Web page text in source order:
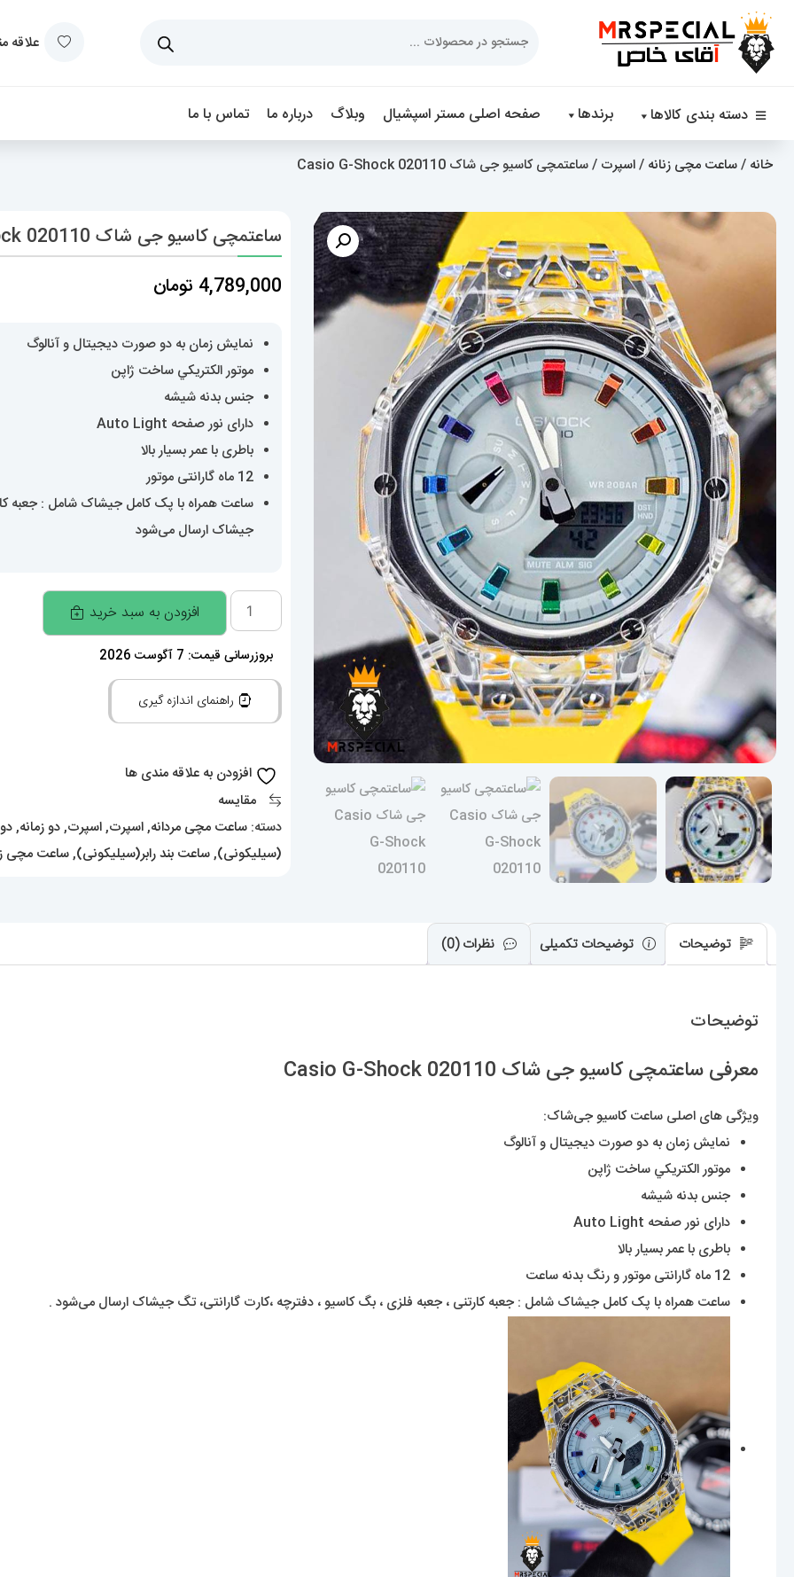
علاقه
دسته بندی کالاها برندها صفحه اصلی مستر اسپشیال وبلاگ درباره ما تماس با ما
خانه /ساعت مچی زنانه /اسپرت / ساعتمچی کاسیو جی شاک Casio G-Shock 020110
ساعتمچی کاسیو جی شاک Casio G-Shock 020110
4,789,000 تومان
نمایش زمان به دو صورت دیجیتال و آنالوگ
موتور الکتريکي ساخت ژاپن
جنس بدنه شیشه
دارای نور صفحه Auto Light
باطری با عمر بسیار بالا
12 ماه گارانتی موتور
ساعت همراه با پک کامل جیشاک شامل : جعبه
جیشاک ارسال می‌شود
ساعتمچی
کاسیو
جی
شاک
Casio
Shock
020110
افزودن به سبد خرید
بروزرسانی قیمت: 7 آگوست 2026
راهنمای اندازه گیری
افزودن به علاقه مندی ها
مقایسه
دسته: ساعت مچی مردانه,اسپرت,اسپرت,دو زمانه,
(سیلیکونی),ساعت بند رابر(سیلیکونی),ساعت مچی
توضیحات توضیحات تکمیلی نظرات (0)
توضیحات
معرفی ساعتمچی کاسیو جی شاک Casio G-Shock 020110
ویژگی های اصلی ساعتکاسیو جی‌شاک:
نمایش زمان به دو صورت دیجیتال و آنالوگ
موتور الکتريکي ساخت ژاپن
جنس بدنه شیشه
دارای نور صفحه Auto Light
باطری با عمر بسیار بالا
12 ماه گارانتی موتور و رنگ بدنه ساعت
ساعت همراه با پک کامل جیشاک شامل : جعبه کارتنی ، جعبه فلزی ، بگ کاسیو ، دفترچه ،کارت گارانتی، تگ جیشاک ارسال می‌شود .